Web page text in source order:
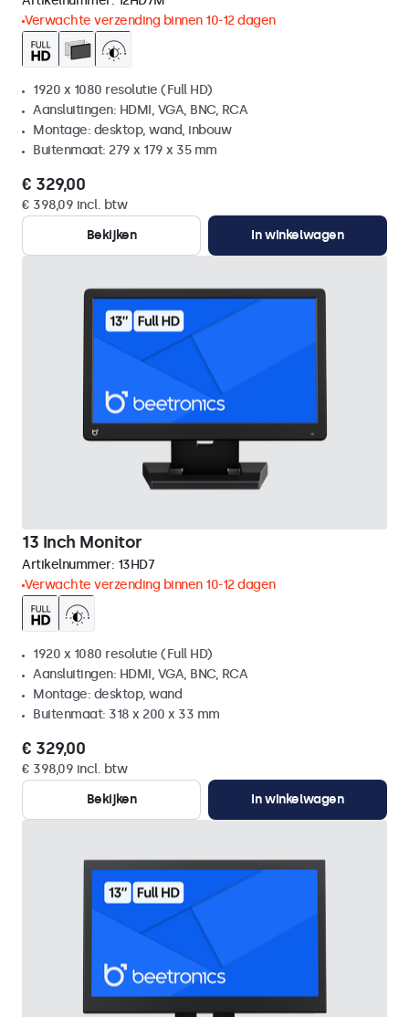
Verwachte verzending binnen 10-12 dagen
1920 x 1080 resolutie (Full HD)
Aansluitingen: HDMI, VGA, BNC, RCA
Montage: desktop, wand, inbouw
Buitenmaat: 279 x 179 x 35 mm
€ 329,00
€ 398,09 incl. btw
Bekijken
In winkelwagen
13 Inch Monitor
Artikelnummer: 13HD7
Verwachte verzending binnen 10-12 dagen
1920 x 1080 resolutie (Full HD)
Aansluitingen: HDMI, VGA, BNC, RCA
Montage: desktop, wand
Buitenmaat: 318 x 200 x 33 mm
€ 329,00
€ 398,09 incl. btw
Bekijken
In winkelwagen